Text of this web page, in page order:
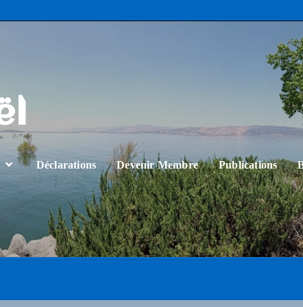
Déclarations Devenir Membre Publications